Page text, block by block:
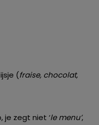
(fraise, chocolat,
je zegt niet ‘le menu’,